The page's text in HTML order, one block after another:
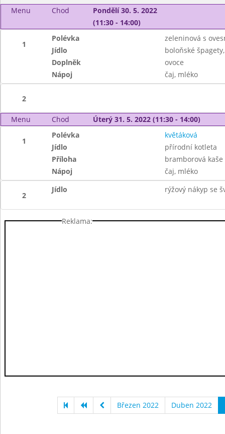
Menu Chod
Pondělí 30. 5. 2022
(11:30 - 14:00)
1
Polévka
zeleninová s
Jídlo
boloňské
Doplněk
ovoce
Nápoj
čaj, mléko
2
Menu Chod Úterý 31. 5. 2022 (11:30 - 14:00)
1
Polévka
květáková
Jídlo
přírodní kotleta
Příloha
bramborová kaše
Nápoj
čaj, mléko
2
Jídlo rýžový nákyp se
Reklama:
Březen 2022 Duben 2022